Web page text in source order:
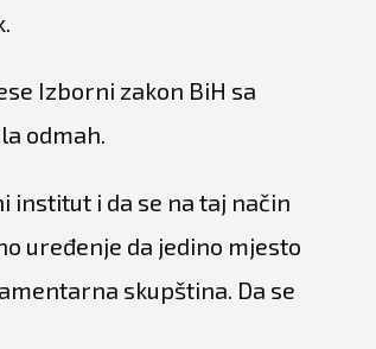
Izborni zakon BiH sa
odmah.
institut i da se na taj način
uređenje da jedino mjesto
skupština. Da se